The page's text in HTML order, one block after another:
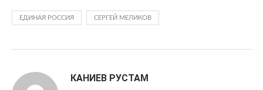
ЕДИНАЯ РОССИЯ СЕРГЕЙ МЕЛИКОВ
КАНИЕВ РУСТАМ